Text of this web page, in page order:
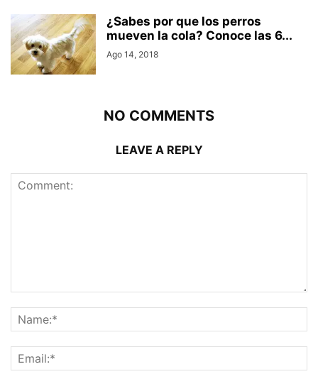
¿Sabes por que los perros
mueven la cola? Conoce las 6...
Ago 14, 2018
NO COMMENTS
LEAVE A REPLY